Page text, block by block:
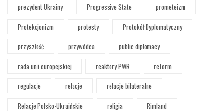
prezydent Ukrainy
Progressive State
prometeizm
Protekcjonizm
protesty
Protokół Dyplomatyczny
przyszłość
przywódca
public diplomacy
rada unii europejskiej
reaktory PWR
reform
regulacje
relacje
relacje bilateralne
Relacje Polsko-Ukraińskie
religia
Rimland